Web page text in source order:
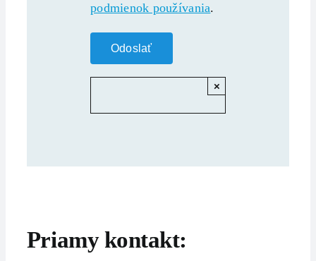
podmienok používania.
×
Priamy kontakt: